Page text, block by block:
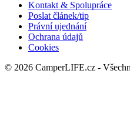
Kontakt & Spolupráce
Poslat článek/tip
Právní ujednání
Ochrana údajů
Cookies
© 2026 CamperLIFE.cz -